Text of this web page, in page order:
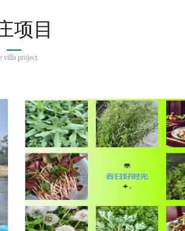
项目
villa project